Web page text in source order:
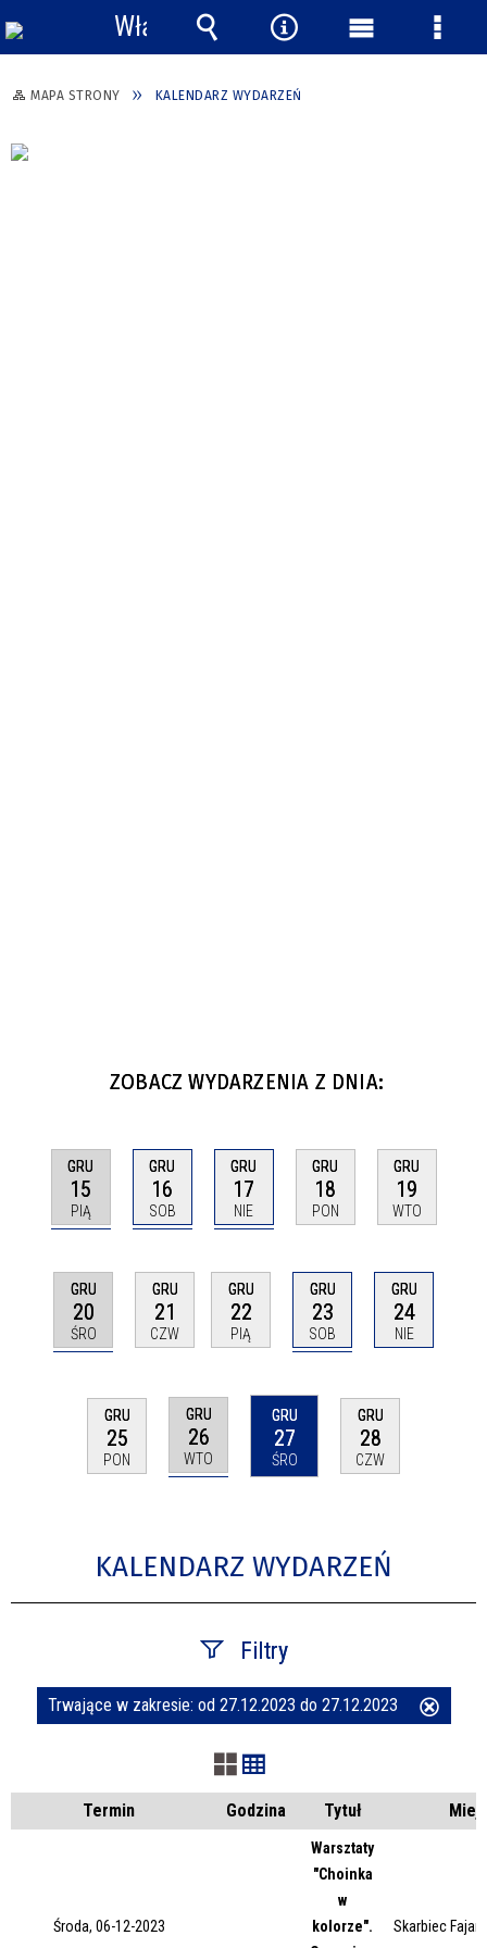
MAPA STRONY KALENDARZ WYDARZEŃ
ZOBACZ WYDARZENIA Z DNIA:
GRU
15
PIĄ
GRU
16
SOB
GRU
17
NIE
GRU
18
PON
GRU
19
WTO
GRU
20
ŚRO
GRU
21
CZW
GRU
22
PIĄ
GRU
23
SOB
GRU
24
NIE
GRU
25
PON
GRU
26
WTO
GRU
27
ŚRO
GRU
28
CZW
KALENDARZ WYDARZEŃ
Filtry
Szukana fraza
Kategoria
Trwające w zakresie: od 27.12.2023 do 27.12.2023
Termin Godzina Tytuł
Środa, 06-12-2023
Warsztaty
"Choinka
w
kolorze".
Skarbiec
Włącz
powiadomienia
Wyszukiwarka
Narzędzia
Menu Menu